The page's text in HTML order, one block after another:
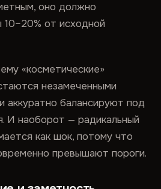
оно должно
10–20% от исходной
«косметические»
незамеченными
аккуратно балансируют под
И наоборот — радикальный
как шок, потому что
превышают пороги.